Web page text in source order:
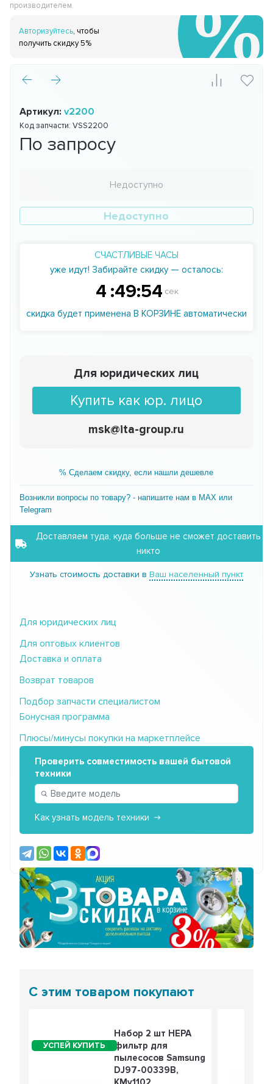
производителем.
Авторизуйтесь, чтобы
получить скидку 5%
Артикул:v2200
Код запчасти:VSS2200
По запросу
Недоступно
Недоступно
СЧАСТЛИВЫЕ ЧАСЫ
уже идут! Забирайте скидку — осталось:
4 :49:53 сек
скидка будет применена В КОРЗИНЕ автоматически
Для юридических лиц
Купить как юр. лицо
msk@ita-group.ru
% Сделаем скидку, если нашли дешевле
Возникли вопросы по товару? - напишите нам в MAX или
Telegram
Доставляем туда, куда больше не сможет доставить
никто
Узнать стоимость доставки в Ваш населенный пункт
Для юридических лиц
Для оптовых клиентов
Доставка и оплата
Возврат товаров
Подбор запчасти специалистом
Бонусная программа
Плюсы/минусы покупки на маркетплейсе
Проверить совместимость вашей бытовой
техники
Как узнать модель техники
Предыдущий
С этим товаром покупают
Набор 2 шт HEPA
фильтр для
пылесосов Samsung
DJ97-00339B,